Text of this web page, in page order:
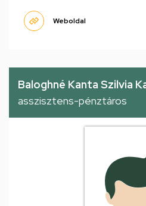
Weboldal
Baloghné Kanta Szilvia
asszisztens-pénztáros